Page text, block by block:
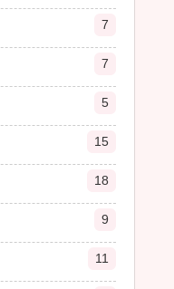
7
7
5
15
18
9
11